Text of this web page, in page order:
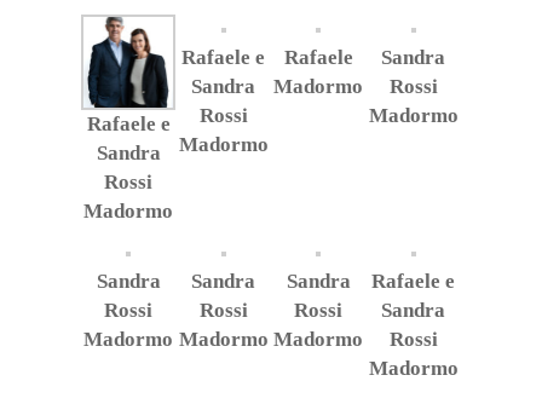
Rafaele e
Sandra
Rossi
Madormo
Rafaele e
Sandra
Rossi
Madormo
Rafaele
Madormo
Sandra
Rossi
Madormo
Sandra
Rossi
Madormo
Sandra
Rossi
Madormo
Sandra
Rossi
Madormo
Rafaele e
Sandra
Rossi
Madormo